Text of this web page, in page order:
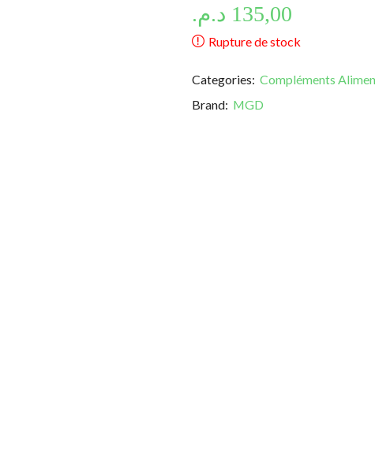
135,00 د.م.
Rupture de stock
Categories: Compléments
Brand: MGD